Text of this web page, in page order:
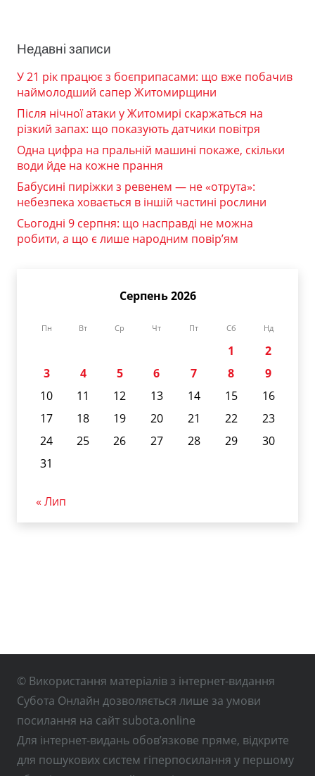
Недавні записи
У 21 рік працює з боєприпасами: що вже побачив
наймолодший сапер Житомирщини
Після нічної атаки у Житомирі скаржаться на
різкий запах: що показують датчики повітря
Одна цифра на пральній машині покаже, скільки
води йде на кожне прання
Бабусині пиріжки з ревенем — не «отрута»:
небезпека ховається в іншій частині рослини
Сьогодні 9 серпня: що насправді не можна
робити, а що є лише народним повір’ям
Серпень 2026
Пн Вт Ср Чт Пт Сб Нд
1
2
3
4 5 6 7 8
9
10
11 12 13 14 15
16
17
18 19 20 21 22
23
24
25 26 27 28 29
30
31
« Лип
© Використання матеріалів з інтернет-видання
Субота Онлайн дозволяється лише за умови
посилання на сайт subota.online
Для інтернет-видань обов’язкове пряме, відкрите
для пошукових систем гіперпосилання у першому